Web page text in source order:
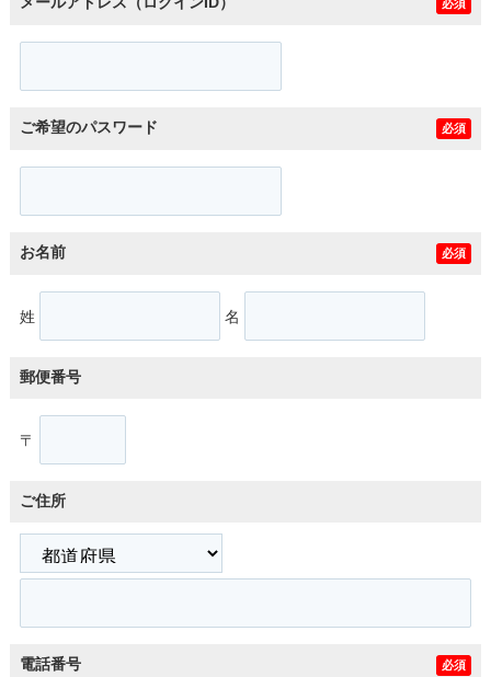
必須
ご希望のパスワード 必須
お名前 必須
姓 名
郵便番号
〒
ご住所
電話番号 必須